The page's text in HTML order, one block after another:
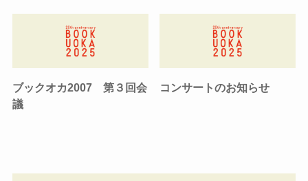
ブックオカ2007 第３回会
議
コンサートのお知らせ